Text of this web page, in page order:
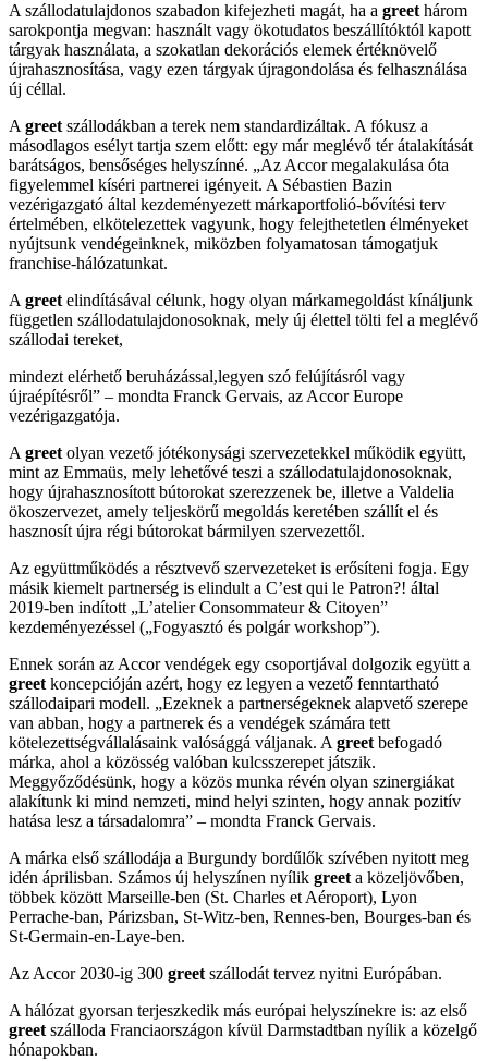
A szállodatulajdonos szabadon kifejezheti magát, ha a greethárom
sarokpontja megvan: használt vagy ökotudatos beszállítóktól kapott
tárgyak használata, a szokatlan dekorációs elemek értéknövelő
újrahasznosítása, vagy ezen tárgyak újragondolása és felhasználása
új céllal.
Agreetszállodákban a terek nem standardizáltak. A fókusz a
másodlagos esélyt tartja szem előtt: egy már meglévő tér átalakítását
barátságos, bensőséges helyszínné. „Az Accor megalakulása óta
figyelemmel kíséri partnerei igényeit. A Sébastien Bazin
vezérigazgató által kezdeményezett márkaportfolió-bővítési terv
értelmében, elkötelezettek vagyunk, hogy felejthetetlen élményeket
nyújtsunk vendégeinknek, miközben folyamatosan támogatjuk
franchise-hálózatunkat.
Agreetelindításával célunk, hogy olyan márkamegoldást kínáljunk
független szállodatulajdonosoknak, mely új élettel tölti fel a meglévő
szállodai tereket,
mindezt elérhető beruházással,legyen szó felújításról vagy
újraépítésről” – mondta Franck Gervais, az Accor Europe
vezérigazgatója.
Agreetolyan vezető jótékonysági szervezetekkel működik együtt,
mint az Emmaüs, mely lehetővé teszi a szállodatulajdonosoknak,
hogy újrahasznosított bútorokat szerezzenek be, illetve a Valdelia
ökoszervezet, amely teljeskörű megoldás keretében szállít el és
hasznosít újra régi bútorokat bármilyen szervezettől.
Az együttműködés a résztvevő szervezeteket is erősíteni fogja. Egy
másik kiemelt partnerség is elindult a C’est qui le Patron?! által
2019-ben indított „L’atelier Consommateur & Citoyen”
kezdeményezéssel („Fogyasztó és polgár workshop”).
Ennek során az Accor vendégek egy csoportjával dolgozik együtt a
greetkoncepcióján azért, hogy ez legyen a vezető fenntartható
szállodaipari modell. „Ezeknek a partnerségeknek alapvető szerepe
van abban, hogy a partnerek és a vendégek számára tett
kötelezettségvállalásaink valósággá váljanak. Agreetbefogadó
márka, ahol a közösség valóban kulcsszerepet játszik.
Meggyőződésünk, hogy a közös munka révén olyan szinergiákat
alakítunk ki mind nemzeti, mind helyi szinten, hogy annak pozitív
hatása lesz a társadalomra” – mondta Franck Gervais.
A márka első szállodája a Burgundy bordűlők szívében nyitott meg
idén áprilisban. Számos új helyszínen nyílik greeta közeljövőben,
többek között Marseille-ben (St. Charles et Aéroport), Lyon
Perrache-ban, Párizsban, St-Witz-ben, Rennes-ben, Bourges-ban és
St-Germain-en-Laye-ben.
Az Accor 2030-ig 300 greetszállodát tervez nyitni Európában.
A hálózat gyorsan terjeszkedik más európai helyszínekre is: az első
greetszálloda Franciaországon kívül Darmstadtban nyílik a közelgő
hónapokban.